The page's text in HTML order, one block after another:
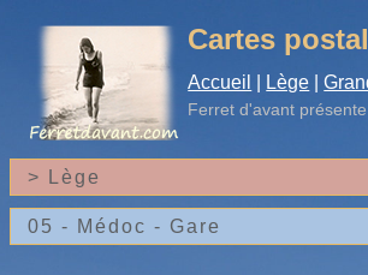
Cartes
Accueil Lège
Ferret d'avant